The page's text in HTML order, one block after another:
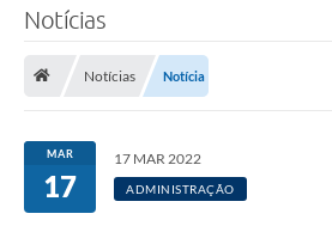
Legislação
Transparência
Notícias
Notícias Notícia
MAR
17
17 MAR 2022
ADMINISTRAÇÃO